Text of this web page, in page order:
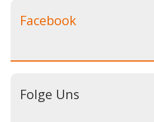
Facebook
Folge Uns